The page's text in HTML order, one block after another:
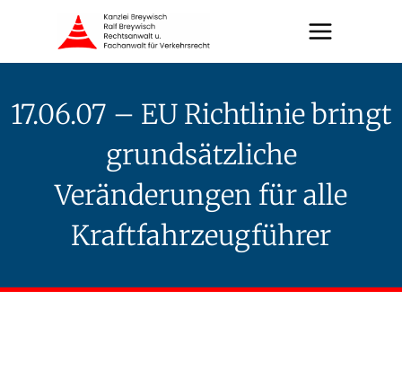
springen
17.06.07 – EU Richtlinie bringt
grundsätzliche
Veränderungen für alle
Kraftfahrzeugführer